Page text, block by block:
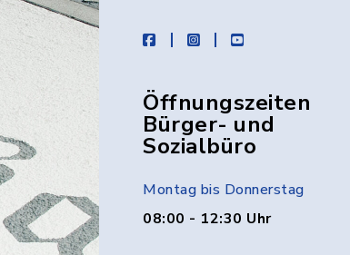
facebookinstagramyoutube
Öffnungszeiten
Bürger- und
Sozialbüro
Montag bis Donnerstag
08:00 - 12:30 Uhr